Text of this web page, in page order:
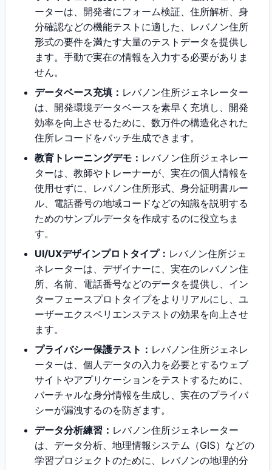
ーターは、開発者にフォーム検証、住所解析、身
分確認などの機能テストに適した、レバノン住所
形式の要件を満たす大量のテストデータを提供し
ます。手動で実在の情報を入力する必要がありま
せん。
データベース充填： レバノン住所ジェネレーター
は、開発環境データベースを素早く充填し、開発
効率を向上させるために、数万件の構造化された
住所レコードをバッチ生成できます。
教育トレーニングデモ： レバノン住所ジェネレー
ターは、教師やトレーナーが、実在の個人情報を
使用せずに、レバノン住所形式、身分証明書ルー
ル、電話番号の地域コードなどの知識を説明する
ためのサンプルデータを作成するのに役立ちま
す。
UI/UXデザインプロトタイプ： レバノン住所ジェ
ネレーターは、デザイナーに、実在のレバノン住
所、名前、電話番号などのデータを提供し、イン
ターフェースプロトタイプをよりリアルにし、ユ
ーザーエクスペリエンステストの効果を向上させ
ます。
プライバシー保護テスト： レバノン住所ジェネレ
ーターは、個人データの入力を必要とするウェブ
サイトやアプリケーションをテストするために、
バーチャルな身分情報を生成し、実在のプライバ
シーが漏洩するのを防ぎます。
データ分析練習： レバノン住所ジェネレーター
は、データ分析、地理情報システム（GIS）などの
学習プロジェクトのために、レバノンの地理的分